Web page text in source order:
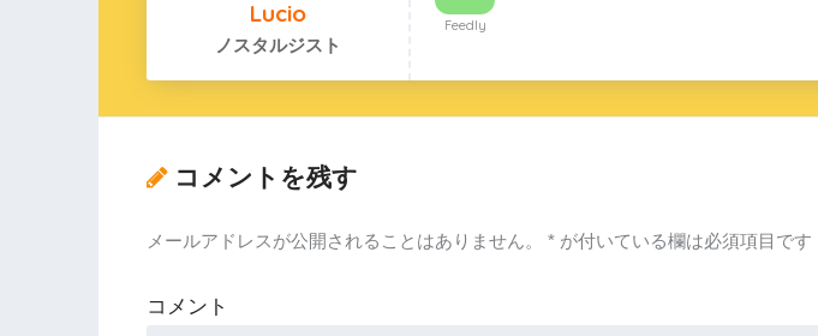
Lucio
ノスタルジスト
Feedly
コメントを残す
メールアドレスが公開されることはありません。 * が付いている欄は必須項目です
コメント